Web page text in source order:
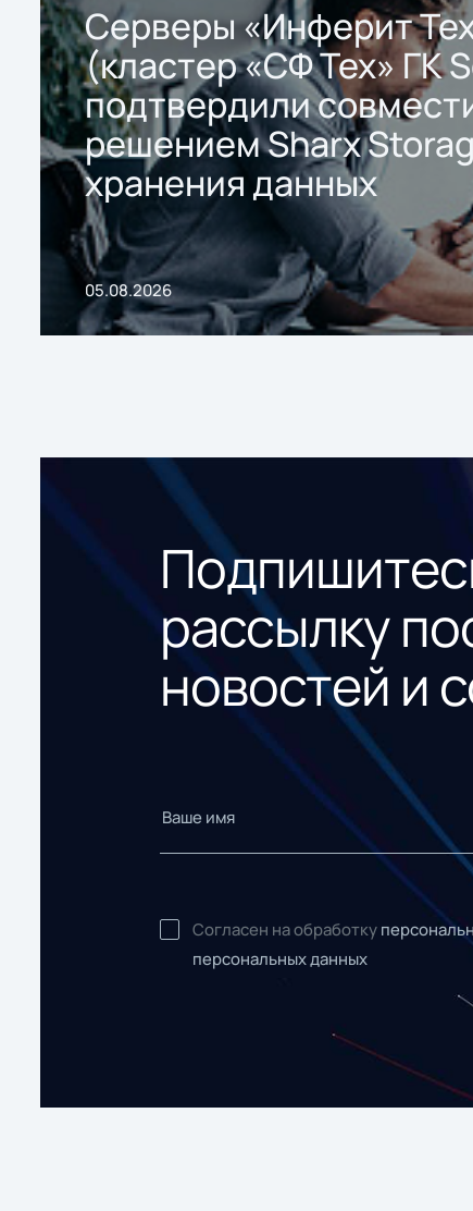
Серверы «Инферит
(кластер «СФ Тех» ГК
подтвердили
решением Sharx
хранения данных
05.08.2026
рассылку
новостей и
Согласен на обработку
персональных данных